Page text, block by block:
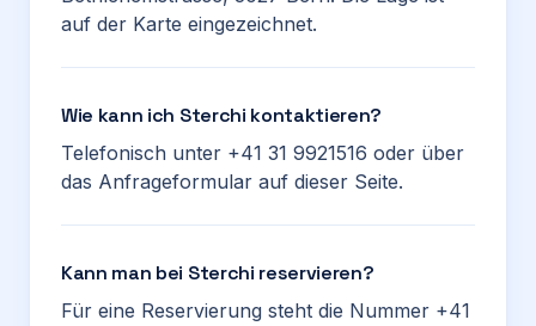
auf der Karte eingezeichnet.
Wie kann ich Sterchi kontaktieren?
Telefonisch unter +41 31 9921516 oder über
das Anfrageformular auf dieser Seite.
Kann man bei Sterchi reservieren?
Für eine Reservierung steht die Nummer +41